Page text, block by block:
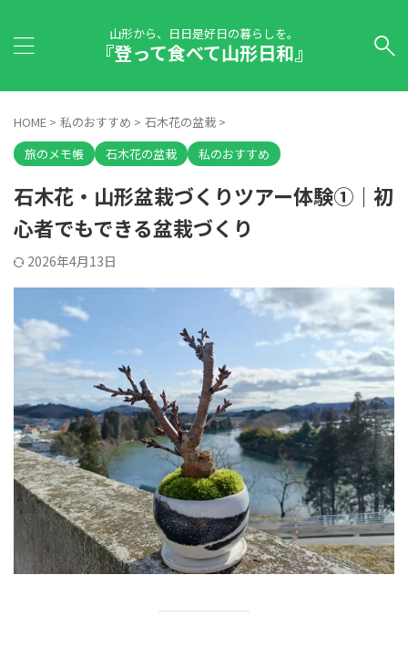
山形から、日日是好日の暮らしを。
『登って食べて山形日和』
HOME > 私のおすすめ > 石木花の盆栽 >
旅のメモ帳
石木花の盆栽 私のおすすめ
石木花・山形盆栽づくりツアー体験①｜初
心者でもできる盆栽づくり
2026年4月13日